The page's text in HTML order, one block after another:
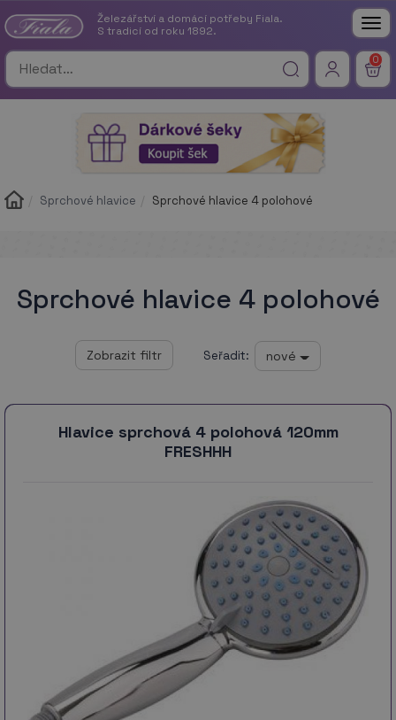
Železářství a domácí potřeby Fiala.
S tradicí od roku 1892.
0
Sprchové hlavice Sprchové hlavice 4 polohové
Sprchové hlavice 4 polohové
Seřadit: nové
Hlavice sprchová 4 polohová 120mm
FRESHHH